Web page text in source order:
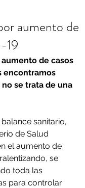
aumento de
19
de casos
encontramos
se trata de una
sanitario,
de Salud
el aumento de
se
toda las
para controlar